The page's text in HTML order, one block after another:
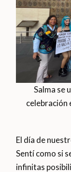
Salma se
celebración
El día de
Sentí como si
infinitas